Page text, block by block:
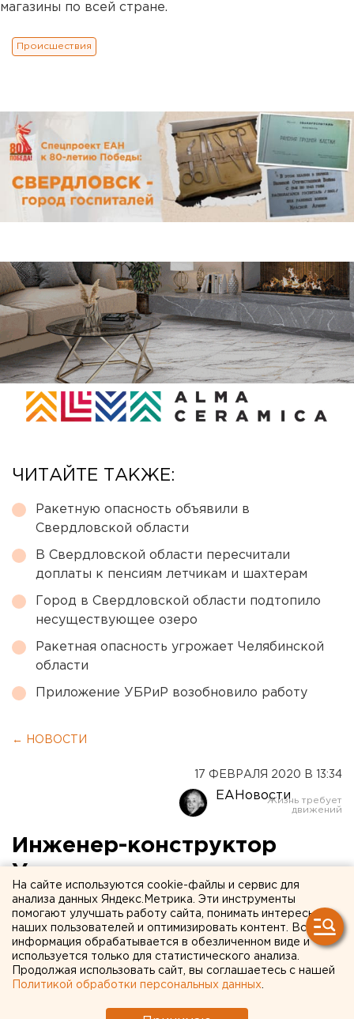
магазины по всей стране.
Происшествия
ЧИТАЙТЕ ТАКЖЕ:
Ракетную опасность объявили в
Свердловской области
В Свердловской области пересчитали
доплаты к пенсиям летчикам и шахтерам
Город в Свердловской области подтопило
несуществующее озеро
Ракетная опасность угрожает Челябинской
области
Приложение УБРиР возобновило работу
← НОВОСТИ
17 ФЕВРАЛЯ 2020 В 13:34
ЕАНовости
Инженер-конструктор
Уралмашзавода получил
пост в свердловском
правительстве
На сайте используются cookie-файлы и сервис для
анализа данных Яндекс.Метрика. Эти инструменты
помогают улучшать работу сайта, понимать интересы
наших пользователей и оптимизировать контент. Вся
информация обрабатывается в обезличенном виде и
используется только для статистического анализа.
Продолжая использовать сайт, вы соглашаетесь с нашей
Политикой обработки персональных данных